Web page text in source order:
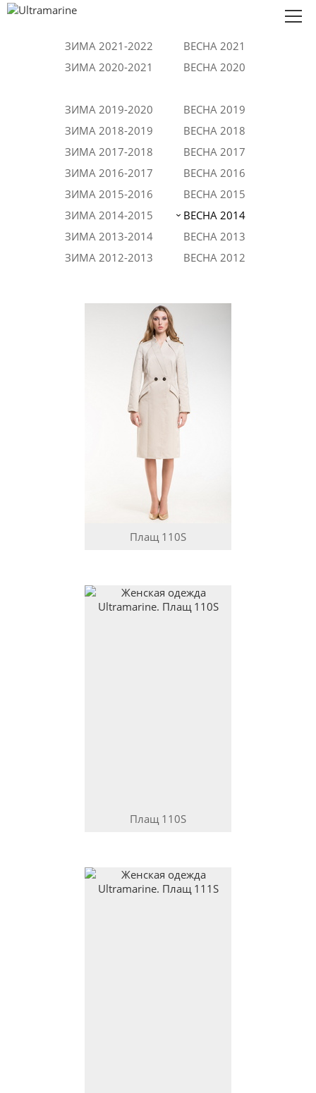
Сотрудничество
ЗИМА 2021-2022
ВЕСНА 2021
ЗИМА 2020-2021
ВЕСНА 2020
ЗИМА 2019-2020
ВЕСНА 2019
ЗИМА 2018-2019
ВЕСНА 2018
ЗИМА 2017-2018
ВЕСНА 2017
ЗИМА 2016-2017
ВЕСНА 2016
ЗИМА 2015-2016
ВЕСНА 2015
ЗИМА 2014-2015
ВЕСНА 2014
ЗИМА 2013-2014
ВЕСНА 2013
ЗИМА 2012-2013
ВЕСНА 2012
Плащ 110S
Плащ 110S